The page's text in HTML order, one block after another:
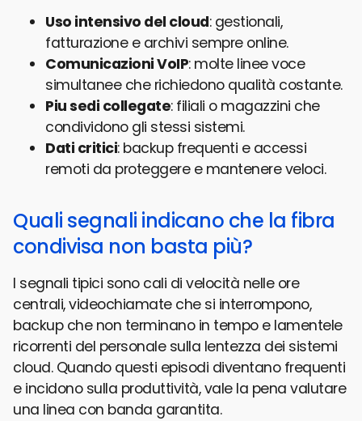
Uso intensivo del cloud: gestionali,
fatturazione e archivi sempre online.
Comunicazioni VoIP: molte linee voce
simultanee che richiedono qualità costante.
Piu sedi collegate: filiali o magazzini che
condividono gli stessi sistemi.
Dati critici: backup frequenti e accessi
remoti da proteggere e mantenere veloci.
Quali segnali indicano che la fibra
condivisa non basta più?
I segnali tipici sono cali di velocità nelle ore
centrali, videochiamate che si interrompono,
backup che non terminano in tempo e lamentele
ricorrenti del personale sulla lentezza dei sistemi
cloud. Quando questi episodi diventano frequenti
e incidono sulla produttività, vale la pena valutare
una linea con banda garantita.